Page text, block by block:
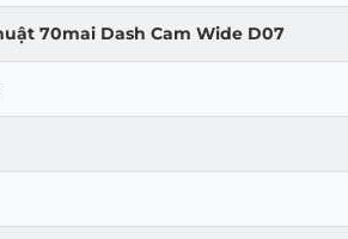
70mai Dash Cam Wide D07